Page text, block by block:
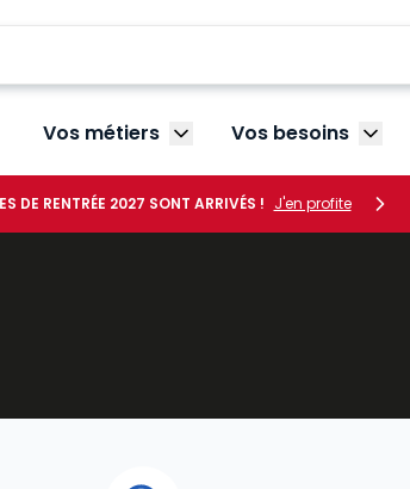
Vos métiers Afficher le sous-menu
Vos besoins
DE RENTRÉE 2027 SONT ARRIVÉS ! J'en profite